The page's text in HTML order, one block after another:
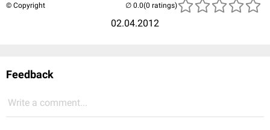
© Copyright
02.04.2012
(0 ratings)
Feedback
Write a comment...